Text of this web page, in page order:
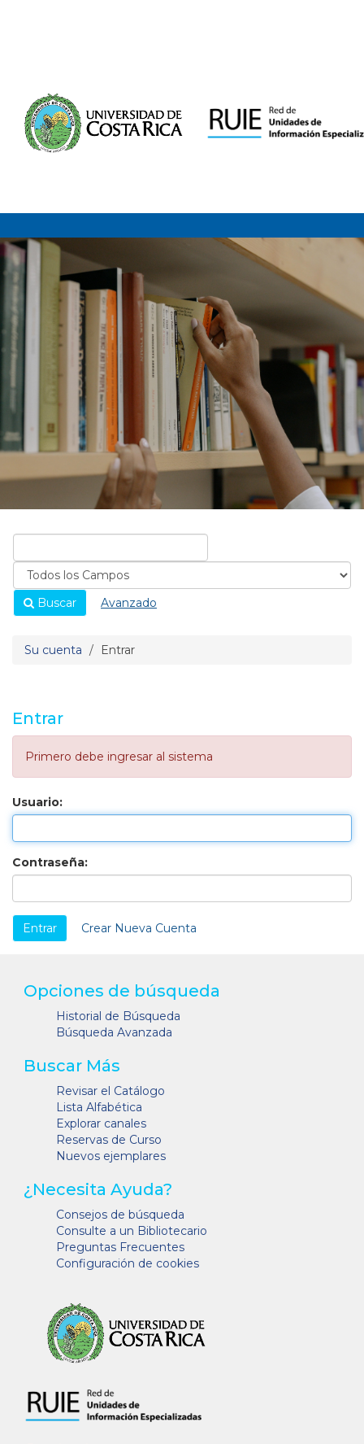
Buscar Avanzado
Su cuenta Entrar
Entrar
Primero debe ingresar al sistema
Usuario:
Contraseña:
Crear Nueva Cuenta
Opciones de búsqueda
Historial de Búsqueda
Búsqueda Avanzada
Buscar Más
Revisar el Catálogo
Lista Alfabética
Explorar canales
Reservas de Curso
Nuevos ejemplares
¿Necesita Ayuda?
Consejos de búsqueda
Consulte a un Bibliotecario
Preguntas Frecuentes
Configuración de cookies